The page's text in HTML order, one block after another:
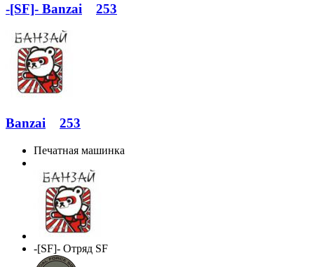
-[SF]- Banzai 253
Banzai 253
Печатная машинка
-[SF]- Отряд SF